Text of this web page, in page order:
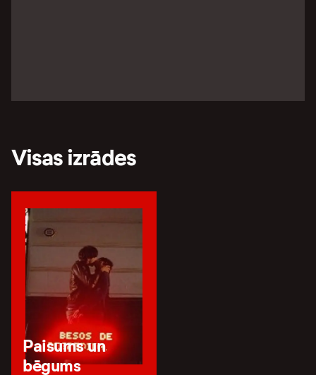
Visas izrādes
Paisums un
bēgums